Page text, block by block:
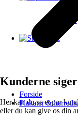
Forside
Plakater &
Kunderne siger
Her kan du se et par
eller du kan give os din